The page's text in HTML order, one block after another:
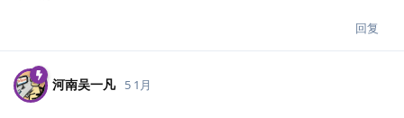
回复
河南吴一凡 5 1月